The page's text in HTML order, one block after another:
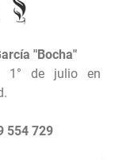
"Bocha"
1° de julio en
554 729